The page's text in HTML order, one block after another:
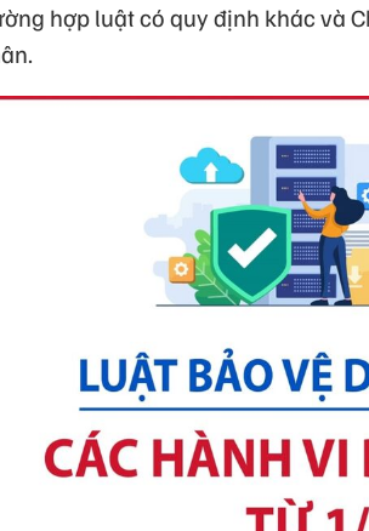
hợp luật có quy định khác và